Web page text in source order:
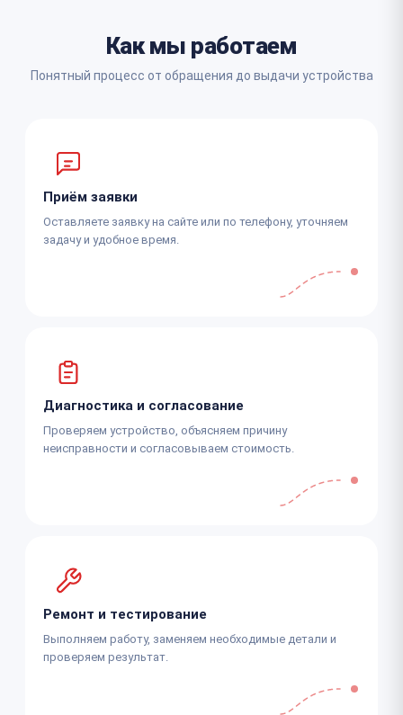
Как мы работаем
Понятный процесс от обращения до выдачи устройства
Приём заявки
Оставляете заявку на сайте или по телефону, уточняем
задачу и удобное время.
Диагностика и согласование
Проверяем устройство, объясняем причину
неисправности и согласовываем стоимость.
Ремонт и тестирование
Выполняем работу, заменяем необходимые детали и
проверяем результат.